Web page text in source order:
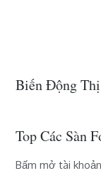
Biến Động
Top Các Sàn
Bấm mở tài